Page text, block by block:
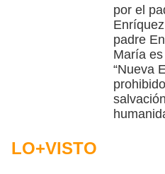
por el
padre
María
“Nueva
LO+VISTO